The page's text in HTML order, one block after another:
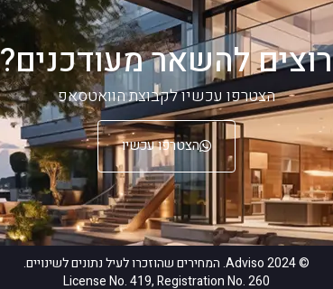
רוצים להשאר מעודכנים?
הצטרפו עכשיו לקבוצת הוואטסאפ
הצטרפו עכשיו
© 2024 Adviso. המחירים שהוזכרו לעיל נתונים לשינויים.
License No. 419, Registration No. 260